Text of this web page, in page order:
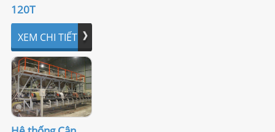
120T
XEM CHI TIẾT